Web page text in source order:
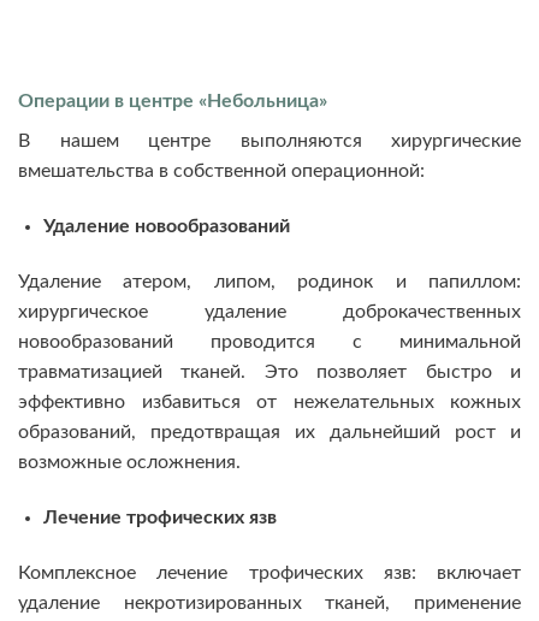
Операции в центре «Небольница»
В нашем центре выполняются хирургические
вмешательства в собственной операционной:
Удаление новообразований
Удаление атером, липом, родинок и папиллом:
хирургическое удаление доброкачественных
новообразований проводится с минимальной
травматизацией тканей. Это позволяет быстро и
эффективно избавиться от нежелательных кожных
образований, предотвращая их дальнейший рост и
возможные осложнения.
Лечение трофических язв
Комплексное лечение трофических язв: включает
удаление некротизированных тканей, применение